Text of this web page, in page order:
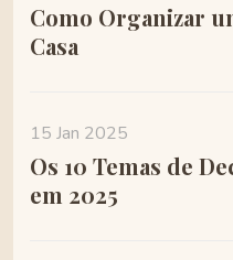
Como Organizar
Casa
15 Jan 2025
Os 10 Temas de
em 2025